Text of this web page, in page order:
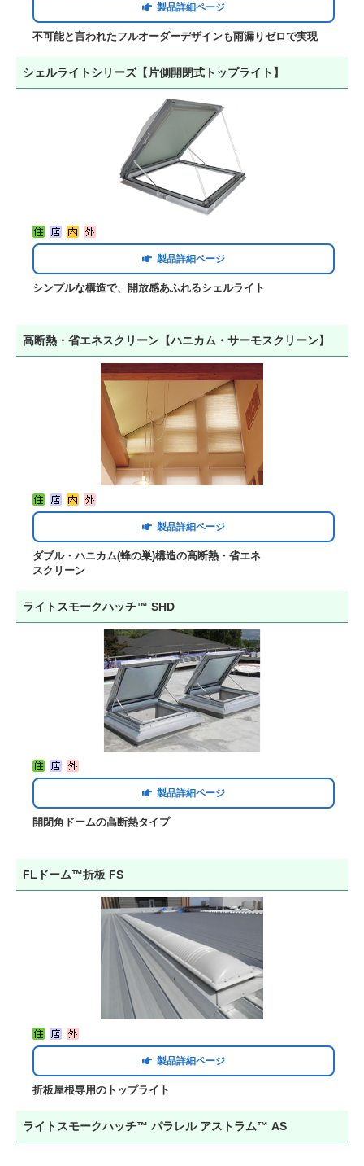
製品詳細ページ
不可能と言われたフルオーダーデザインも雨漏りゼロで実現
シェルライトシリーズ【片側開閉式トップライト】
製品詳細ページ
シンプルな構造で、開放感あふれるシェルライト
高断熱・省エネスクリーン【ハニカム・サーモスクリーン】
製品詳細ページ
ダブル・ハニカム(蜂の巣)構造の高断熱・省エネ
スクリーン
ライトスモークハッチ™ SHD
製品詳細ページ
開閉角ドームの高断熱タイプ
FLドーム™折板 FS
製品詳細ページ
折板屋根専用のトップライト
ライトスモークハッチ™ パラレル アストラム™ AS